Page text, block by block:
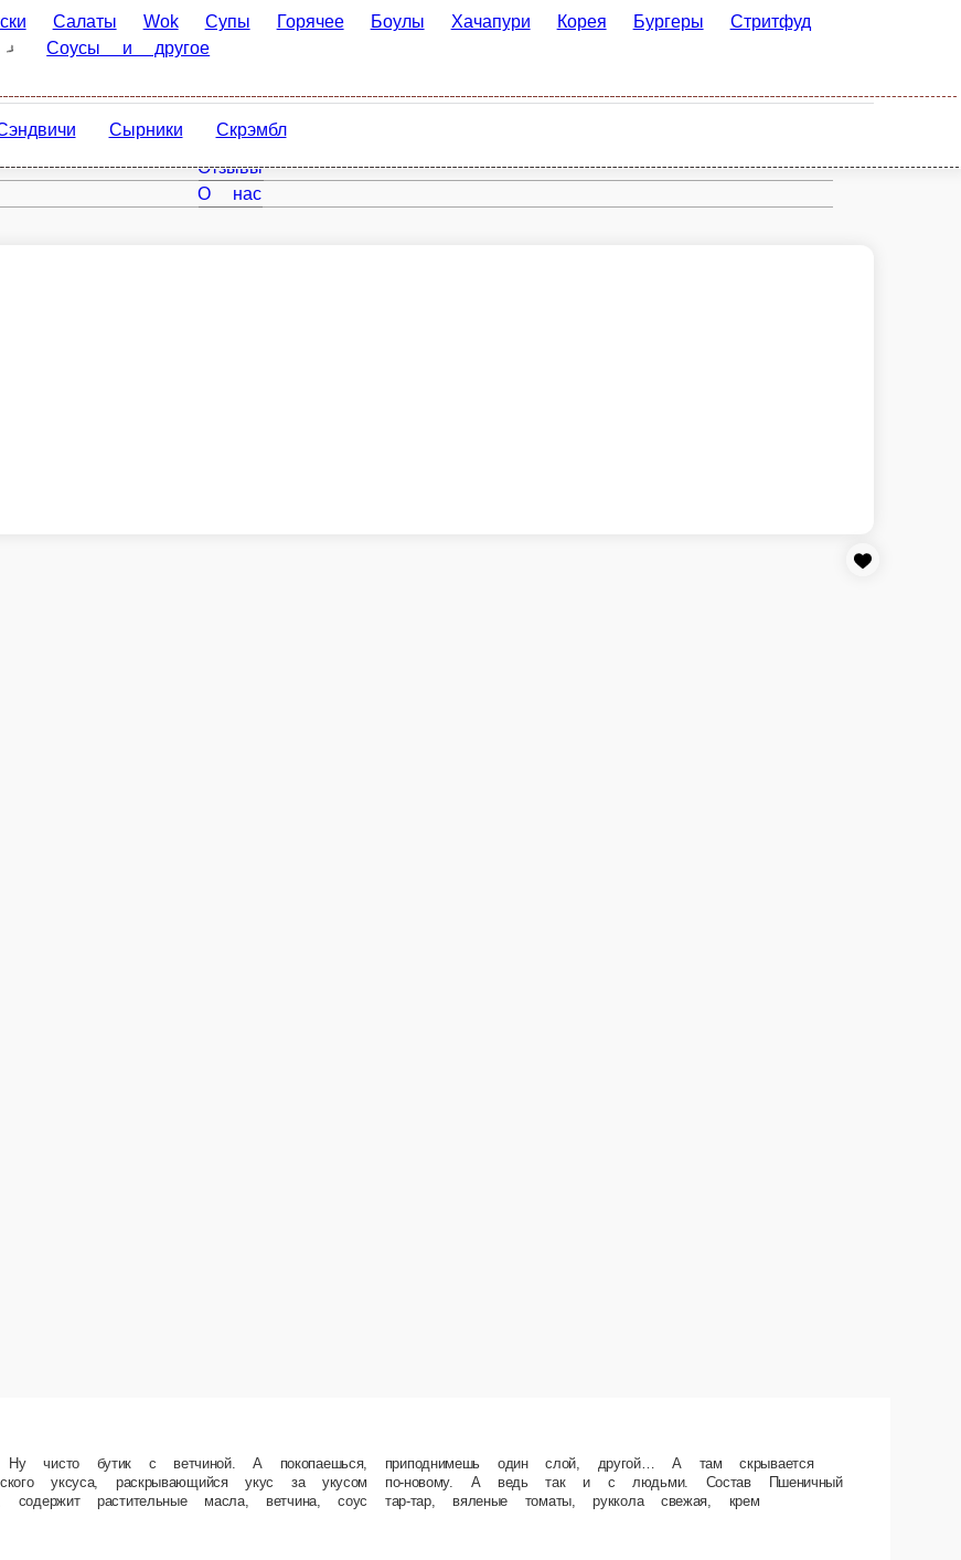
Wok Супы Горячее Боулы Хачапури Корея Бургеры Стритфуд
Рим
Сырники Скрэмбл
от одной мысли про самую простую, самую незамысловатую и любимую! Суши, пиццы, онигири, том-ямы… Не то всё! Хлеб, сыр, ветчина да помидорки, всё
продукт «Моцарелла», молокосодержащий продукт «Сулугуни», , содержат растительные масла, ветчина, помидоры, сливки 33%, укроп.
Состав Пшеничный хлеб Панини, молокосодержащий продукт «Моцарелла», содержит растительные масла, маринованное филе куриной грудки,